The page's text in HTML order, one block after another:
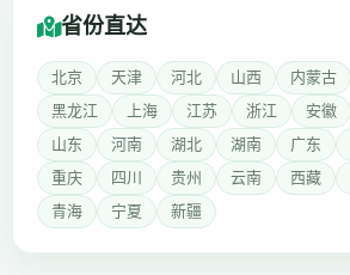
省份直达
北京 天津 河北 山西 内蒙古
黑龙江
上海 江苏 浙江 安徽
山东
河南 湖北 湖南 广东
重庆
四川 贵州 云南 西藏
青海
宁夏 新疆